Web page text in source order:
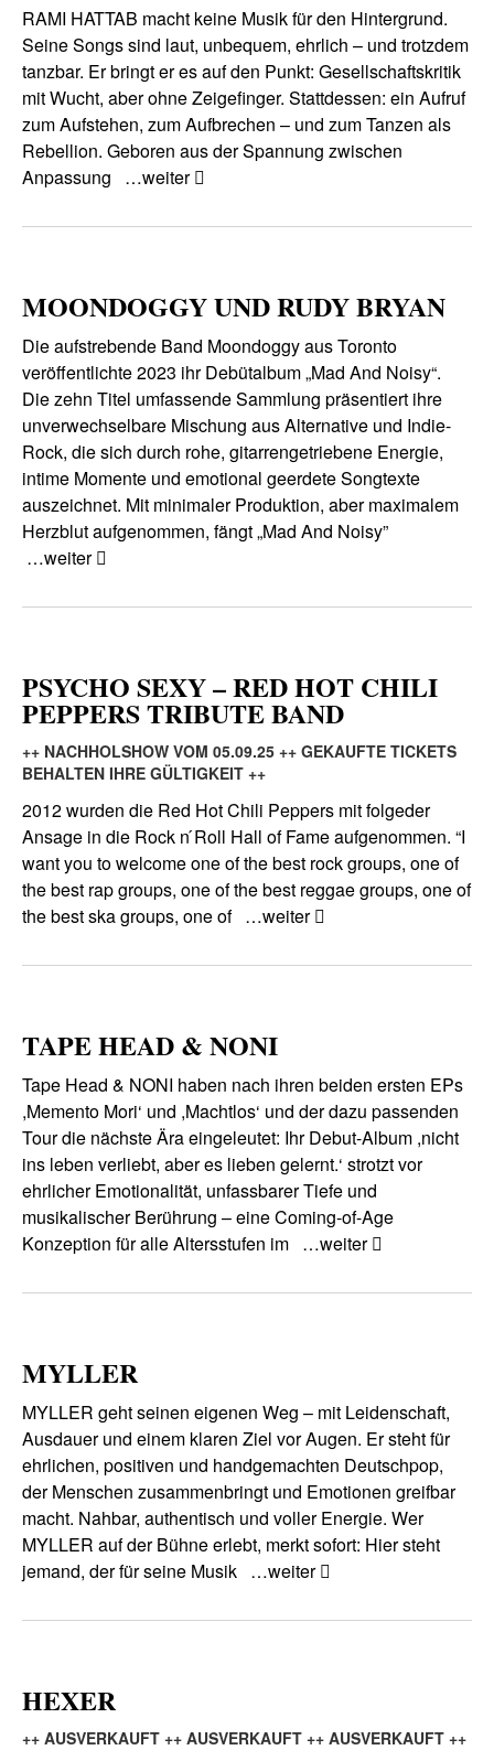
RAMI HATTAB macht keine Musik für den Hintergrund.
Seine Songs sind laut, unbequem, ehrlich – und trotzdem
tanzbar. Er bringt er es auf den Punkt: Gesellschaftskritik
mit Wucht, aber ohne Zeigefinger. Stattdessen: ein Aufruf
zum Aufstehen, zum Aufbrechen – und zum Tanzen als
Rebellion. Geboren aus der Spannung zwischen
Anpassung …weiter
MOONDOGGY UND RUDY BRYAN
Die aufstrebende Band Moondoggy aus Toronto
veröffentlichte 2023 ihr Debütalbum „Mad And Noisy“.
Die zehn Titel umfassende Sammlung präsentiert ihre
unverwechselbare Mischung aus Alternative und Indie-
Rock, die sich durch rohe, gitarrengetriebene Energie,
intime Momente und emotional geerdete Songtexte
auszeichnet. Mit minimaler Produktion, aber maximalem
Herzblut aufgenommen, fängt „Mad And Noisy”
…weiter
PSYCHO SEXY – RED HOT CHILI
PEPPERS TRIBUTE BAND
++ NACHHOLSHOW VOM 05.09.25 ++ GEKAUFTE TICKETS
BEHALTEN IHRE GÜLTIGKEIT ++
2012 wurden die Red Hot Chili Peppers mit folgeder
Ansage in die Rock n ́Roll Hall of Fame aufgenommen. “I
want you to welcome one of the best rock groups, one of
the best rap groups, one of the best reggae groups, one of
the best ska groups, one of …weiter
TAPE HEAD & NONI
Tape Head & NONI haben nach ihren beiden ersten EPs
,Memento Mori‘ und ,Machtlos‘ und der dazu passenden
Tour die nächste Ära eingeleutet: Ihr Debut-Album ,nicht
ins leben verliebt, aber es lieben gelernt.‘ strotzt vor
ehrlicher Emotionalität, unfassbarer Tiefe und
musikalischer Berührung – eine Coming-of-Age
Konzeption für alle Altersstufen im …weiter
MYLLER
MYLLER geht seinen eigenen Weg – mit Leidenschaft,
Ausdauer und einem klaren Ziel vor Augen. Er steht für
ehrlichen, positiven und handgemachten Deutschpop,
der Menschen zusammenbringt und Emotionen greifbar
macht. Nahbar, authentisch und voller Energie. Wer
MYLLER auf der Bühne erlebt, merkt sofort: Hier steht
jemand, der für seine Musik …weiter
HEXER
++ AUSVERKAUFT ++ AUSVERKAUFT ++ AUSVERKAUFT ++